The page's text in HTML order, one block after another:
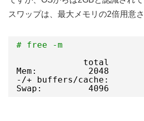
スワップは、最大メモリの2倍用意さ
# free -m
total
Mem:          2048
-/+ buffers/cache :
Swap:         4096